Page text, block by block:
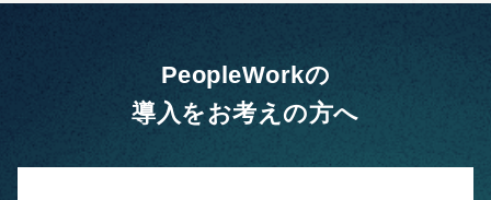
PeopleWorkの
導入をお考えの方へ